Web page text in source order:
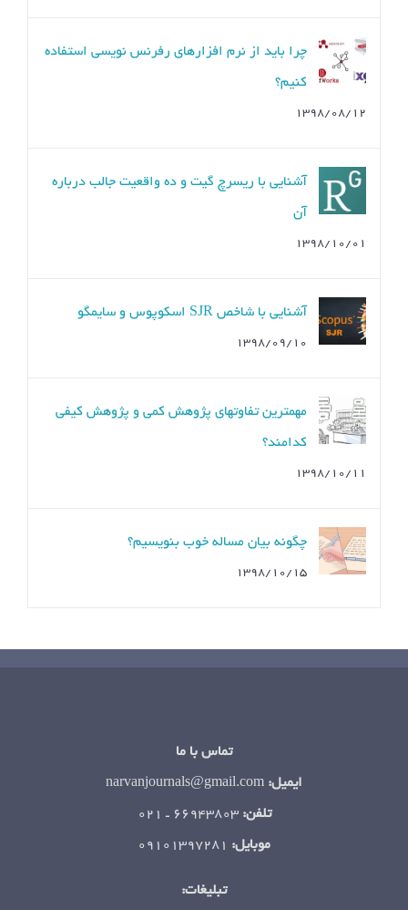
چرا باید از نرم افزارهای رفرنس نویسی استفاده
کنیم؟
۱۳۹۸/۰۸/۱۲
آشنایی با ریسرچ گیت و ده واقعیت جالب درباره
آن
۱۳۹۸/۱۰/۰۱
آشنایی با شاخص SJR اسکوپوس و سایمگو
۱۳۹۸/۰۹/۱۰
مهمترین تفاوتهای پژوهش کمی و پژوهش کیفی
کدامند؟
۱۳۹۸/۱۰/۱۱
چگونه بیان مساله خوب بنویسیم؟
۱۳۹۸/۱۰/۱۵
تماس با ما
ایمیل:
تلفن:66943803 ـ ۰۲۱
موبایل: ۰۹۱۰۱۳۹۷۲۸۱
تبلیغات: